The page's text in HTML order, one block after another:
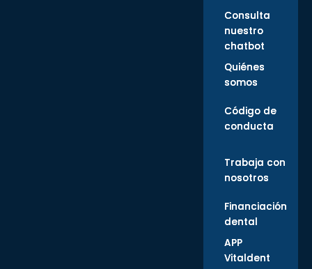
Consulta
nuestro
chatbot
Quiénes
somos
Código de
conducta
Trabaja con
nosotros
Financiación
dental
APP
Vitaldent